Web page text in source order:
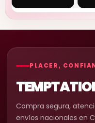
PLACER,
Compra segura,
envíos nacionales en